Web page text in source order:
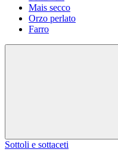
Mais secco
Orzo perlato
Farro
Sottoli e sottaceti